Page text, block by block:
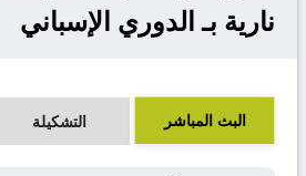
نارية بـ الدوري الإسباني
البث المباشر التشكيلة